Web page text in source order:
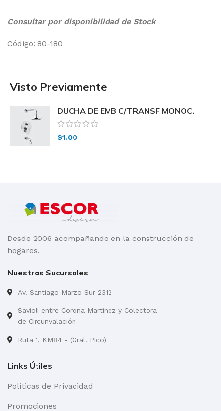
Consultar por disponibilidad de Stock
Código: 80-180
Visto Previamente
DUCHA DE EMB C/TRANSF MONOC.
VERA 80-180 Peirano
$1.00
Desde 2006 acompañando en la construcción de
hogares.
Nuestras Sucursales
Av. Santiago Marzo Sur 2312
Savioli entre Corona Martinez y Colectora
de Circunvalación
Ruta 1, KM84 - (Gral. Pico)
Links Útiles
Políticas de Privacidad
Promociones